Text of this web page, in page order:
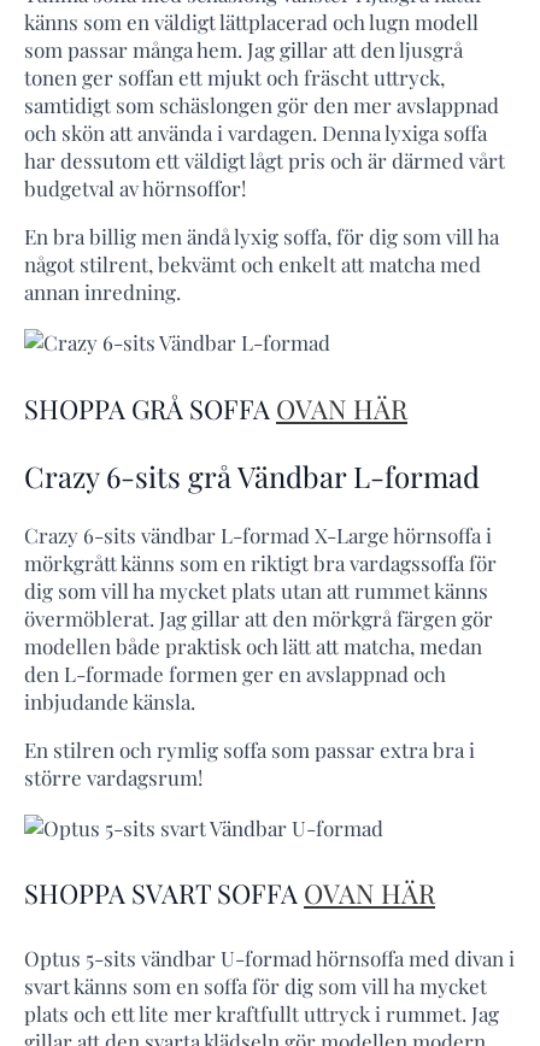
känns som en väldigt lättplacerad och lugn modell
som passar många hem. Jag gillar att den ljusgrå
tonen ger soffan ett mjukt och fräscht uttryck,
samtidigt som schäslongen gör den mer avslappnad
och skön att använda i vardagen. Denna lyxiga soffa
har dessutom ett väldigt lågt pris och är därmed vårt
budgetval av hörnsoffor!
En bra billig men ändå lyxig soffa, för dig som vill ha
något stilrent, bekvämt och enkelt att matcha med
annan inredning.
SHOPPA GRÅ SOFFA OVAN HÄR
Crazy 6-sits grå Vändbar L-formad
Crazy 6-sits vändbar L-formad X-Large hörnsoffa i
mörkgrått känns som en riktigt bra vardagssoffa för
dig som vill ha mycket plats utan att rummet känns
övermöblerat. Jag gillar att den mörkgrå färgen gör
modellen både praktisk och lätt att matcha, medan
den L-formade formen ger en avslappnad och
inbjudande känsla.
En stilren och rymlig soffa som passar extra bra i
större vardagsrum!
SHOPPA SVART SOFFA OVAN HÄR
Optus 5-sits vändbar U-formad hörnsoffa med divan i
svart känns som en soffa för dig som vill ha mycket
plats och ett lite mer kraftfullt uttryck i rummet. Jag
gillar att den svarta klädseln gör modellen modern